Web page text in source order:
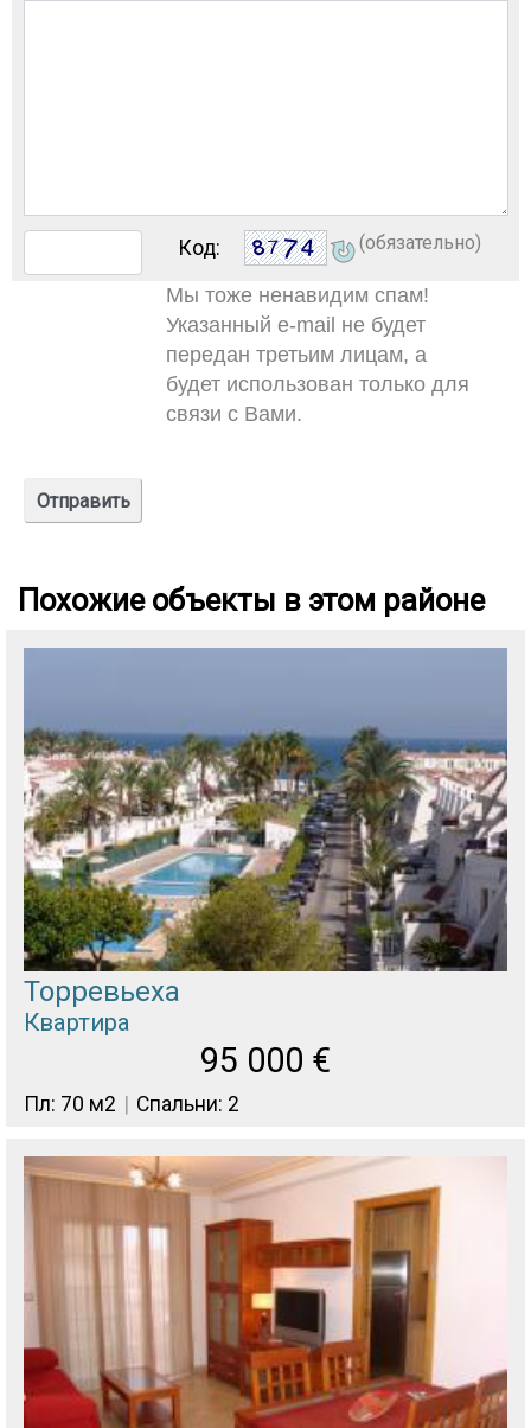
Код: (обязательно)
Мы тоже ненавидим спам!
Указанный e-mail не будет
передан третьим лицам, а
будет использован только для
связи с Вами.
Похожие объекты в этом районе
Торревьеха
Квартира
95 000 €
Пл: 70 м2 Спальни: 2